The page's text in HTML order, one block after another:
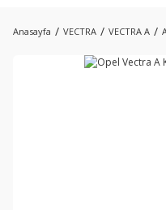
Anasayfa VECTRA VECTRA A